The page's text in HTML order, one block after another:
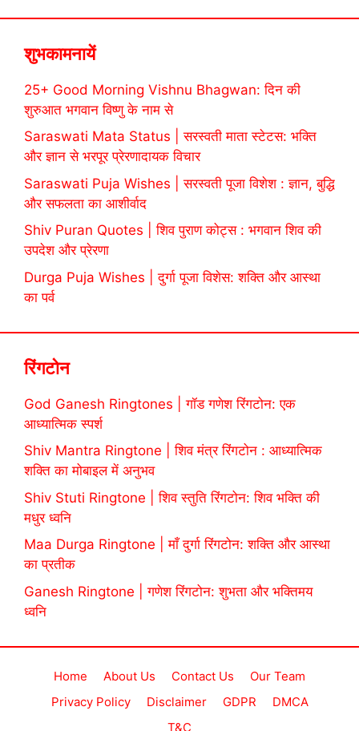
शुभकामनायें
25+ Good Morning Vishnu Bhagwan: दिन की
शुरुआत भगवान विष्णु के नाम से
Saraswati Mata Status | सरस्वती माता स्टेटस: भक्ति
और ज्ञान से भरपूर प्रेरणादायक विचार
Saraswati Puja Wishes | सरस्वती पूजा विशेश : ज्ञान, बुद्धि
और सफलता का आशीर्वाद
Shiv Puran Quotes | शिव पुराण कोट्स : भगवान शिव की
उपदेश और प्रेरणा
Durga Puja Wishes | दुर्गा पूजा विशेस: शक्ति और आस्था
का पर्व
रिंगटोन
God Ganesh Ringtones | गॉड गणेश रिंगटोन: एक
आध्यात्मिक स्पर्श
Shiv Mantra Ringtone | शिव मंत्र रिंगटोन : आध्यात्मिक
शक्ति का मोबाइल में अनुभव
Shiv Stuti Ringtone | शिव स्तुति रिंगटोन: शिव भक्ति की
मधुर ध्वनि
Maa Durga Ringtone | माँ दुर्गा रिंगटोन: शक्ति और आस्था
का प्रतीक
Ganesh Ringtone | गणेश रिंगटोन: शुभता और भक्तिमय
ध्वनि
Home About Us Contact Us
Our Team
Privacy Policy
Disclaimer GDPR
DMCA
T&C